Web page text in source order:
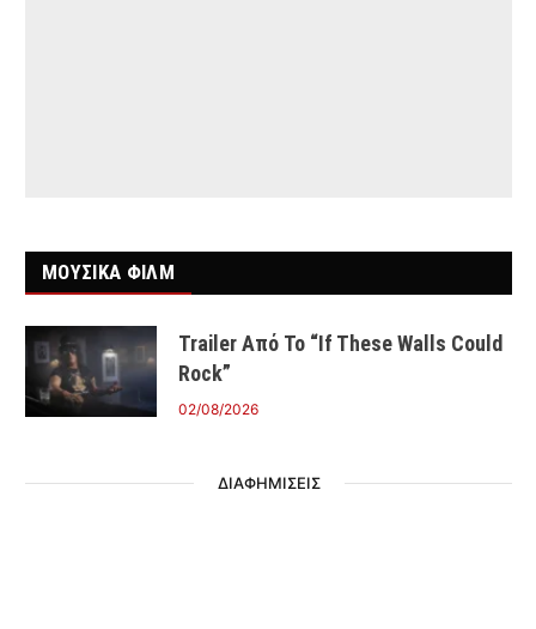
ΜΟΥΣΙΚΑ ΦΙΛΜ
Trailer Από Το “If These Walls Could
Rock”
02/08/2026
ΔΙΑΦΗΜΙΣΕΙΣ